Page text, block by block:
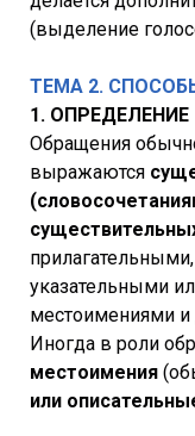
(выделение
ТЕМА 2.
1. ОПРЕДЕЛЕНИЕ
Обращения
выражаются
указательными
местоимениями и
Иногда в роли
местоимения
или